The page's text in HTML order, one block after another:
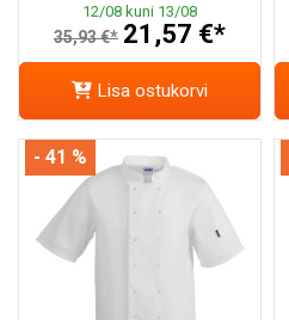
12/08 kuni 13/08
35,93 €* 21,57 €*
Lisa ostukorvi
- 41 %